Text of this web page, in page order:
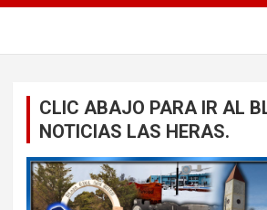
CLIC ABAJO PARA IR AL
NOTICIAS LAS HERAS.